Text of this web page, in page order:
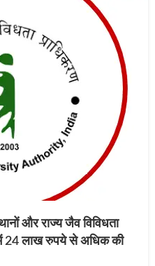
और राज्य जैव विविधता
24 लाख रुपये से अधिक की